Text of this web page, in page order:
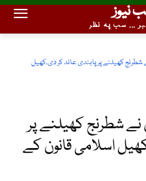
نیوز
... سب پہ نظر
شطرنج کھیلنے پر پابندی عائد کر دی،کھیل
نے شطرنج کھیلنے پر
اسلامی قانون کے